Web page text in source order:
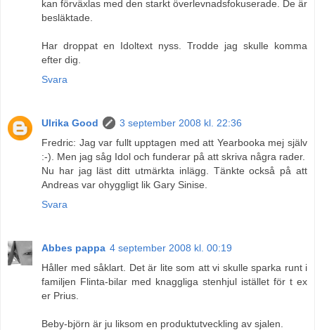
kan förväxlas med den starkt överlevnadsfokuserade. De är
besläktade.
Har droppat en Idoltext nyss. Trodde jag skulle komma
efter dig.
Svara
Ulrika Good
3 september 2008 kl. 22:36
Fredric: Jag var fullt upptagen med att Yearbooka mej själv
:-). Men jag såg Idol och funderar på att skriva några rader.
Nu har jag läst ditt utmärkta inlägg. Tänkte också på att
Andreas var ohyggligt lik Gary Sinise.
Svara
Abbes pappa 4 september 2008 kl. 00:19
Håller med såklart. Det är lite som att vi skulle sparka runt i
familjen Flinta-bilar med knaggliga stenhjul istället för t ex
er Prius.
Beby-björn är ju liksom en produktutveckling av sjalen.